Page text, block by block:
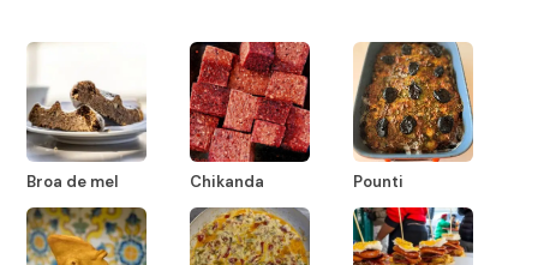
Broa de mel Chikanda Pounti